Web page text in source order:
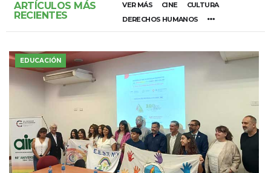
ARTÍCULOS MÁS
RECIENTES
VER MÁS CINE
CULTURA
DERECHOS HUMANOS
EDUCACIÓN